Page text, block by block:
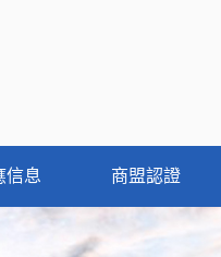
信息 商盟認證